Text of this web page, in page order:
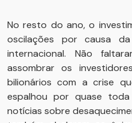
No resto do ano, o
oscilações por causa
internacional. Não
assombrar os
bilionários com a crise
espalhou por quase
notícias sobre